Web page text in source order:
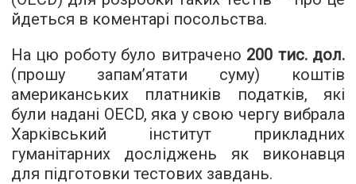
йдеться в коментарі посольства.
На цю роботу було витрачено 200 тис. дол.
(прошу запам’ятати суму) коштів
американських платників податків, які
були надані OECD, яка у свою чергу вибрала
Харківський інститут прикладних
гуманітарних досліджень як виконавця
для підготовки тестових завдань.